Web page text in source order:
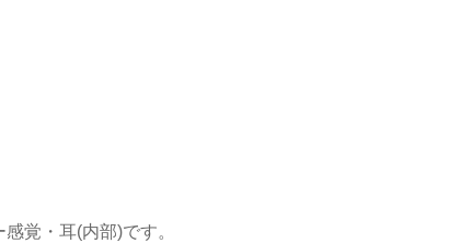
覚・耳(内部)です。